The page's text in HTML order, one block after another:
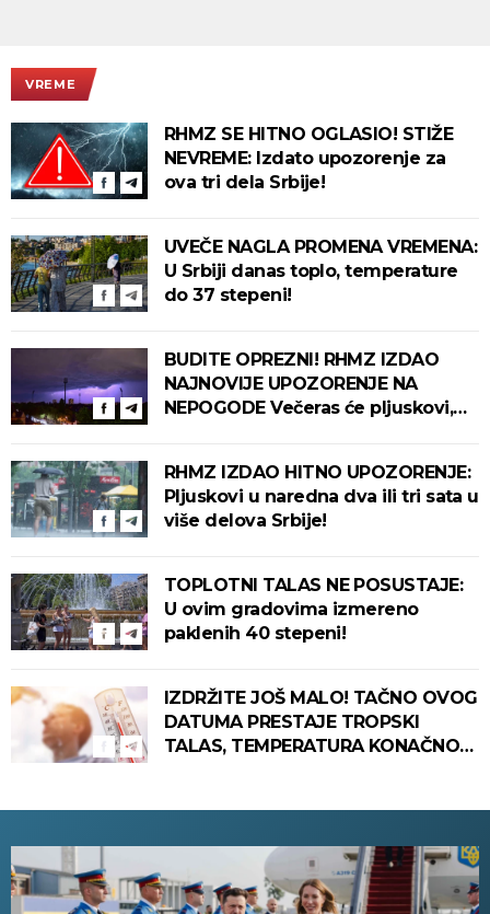
VREME
RHMZ SE HITNO OGLASIO! STIŽE
NEVREME: Izdato upozorenje za
ova tri dela Srbije!
UVEČE NAGLA PROMENA VREMENA:
U Srbiji danas toplo, temperature
do 37 stepeni!
BUDITE OPREZNI! RHMZ IZDAO
NAJNOVIJE UPOZORENJE NA
NEPOGODE Večeras će pljuskovi,
RHMZ IZDAO HITNO UPOZORENJE:
Pljuskovi u naredna dva ili tri sata u
više delova Srbije!
TOPLOTNI TALAS NE POSUSTAJE:
U ovim gradovima izmereno
paklenih 40 stepeni!
IZDRŽITE JOŠ MALO! TAČNO OVOG
DATUMA PRESTAJE TROPSKI
TALAS, TEMPERATURA KONAČNO